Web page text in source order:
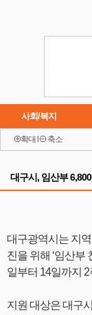
사회/복지
이슈
확대 축소
대구시, 임산부
대구광역시는 지
진을 위해 ‘임산부
일부터 14일까지
지원 대상은 대구